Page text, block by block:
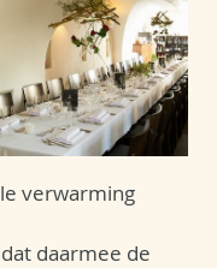
verwarming
daarmee de